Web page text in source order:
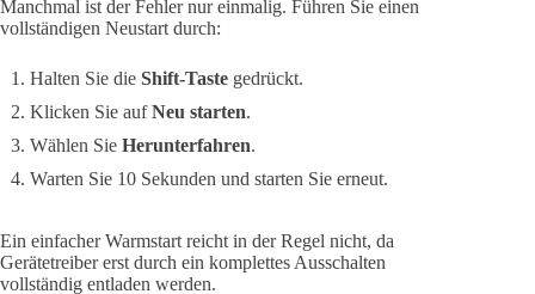
Manchmal ist der Fehler nur einmalig. Führen Sie einen
vollständigen Neustart durch:
Halten Sie die Shift-Taste gedrückt.
Klicken Sie aufNeu starten.
Wählen Sie Herunterfahren.
Warten Sie 10 Sekunden und starten Sie erneut.
Ein einfacher Warmstart reicht in der Regel nicht, da
Gerätetreiber erst durch ein komplettes Ausschalten
vollständig entladen werden.